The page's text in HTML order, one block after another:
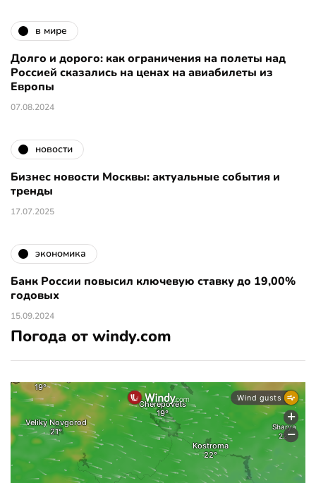
в мире
Долго и дорого: как ограничения на полеты над
Россией сказались на ценах на авиабилеты из
Европы
07.08.2024
новости
Бизнес новости Москвы: актуальные события и
тренды
17.07.2025
экономика
Банк России повысил ключевую ставку до 19,00%
годовых
15.09.2024
Погода от windy.com